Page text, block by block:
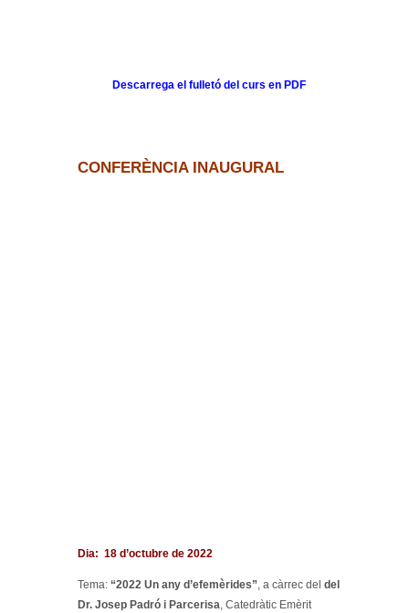
Descarrega el fulletó del curs en PDF
CONFERÈNCIA INAUGURAL
Dia: 18 d’octubre de 2022
Tema: “2022 Un any d’efemèrides”, a càrrec del del
Dr. Josep Padró i Parcerisa, Catedràtic Emèrit